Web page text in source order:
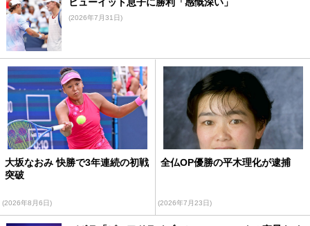
(2026年7月31日)
大坂なおみ 快勝で3年連続の初戦
突破
(2026年8月6日)
全仏OP優勝の平木理化が逮捕
(2026年7月23日)